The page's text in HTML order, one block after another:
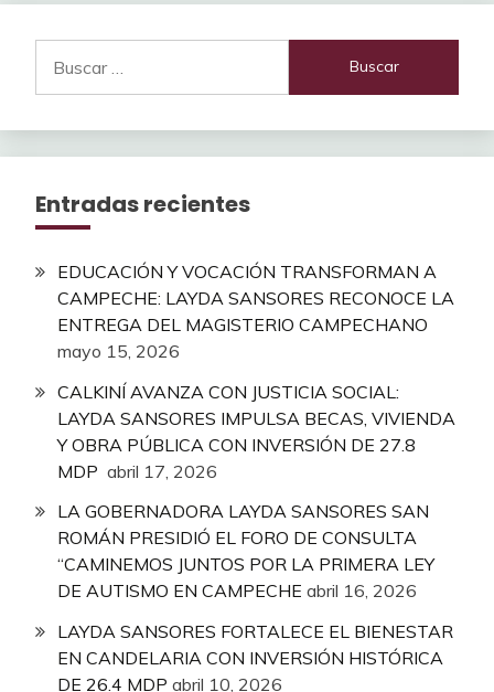
Entradas recientes
EDUCACIÓN Y VOCACIÓN TRANSFORMAN A
CAMPECHE: LAYDA SANSORES RECONOCE LA
ENTREGA DEL MAGISTERIO CAMPECHANO
mayo 15, 2026
CALKINÍ AVANZA CON JUSTICIA SOCIAL:
LAYDA SANSORES IMPULSA BECAS, VIVIENDA
Y OBRA PÚBLICA CON INVERSIÓN DE 27.8
MDP abril 17, 2026
LA GOBERNADORA LAYDA SANSORES SAN
ROMÁN PRESIDIÓ EL FORO DE CONSULTA
“CAMINEMOS JUNTOS POR LA PRIMERA LEY
DE AUTISMO EN CAMPECHE abril 16, 2026
LAYDA SANSORES FORTALECE EL BIENESTAR
EN CANDELARIA CON INVERSIÓN HISTÓRICA
DE 26.4 MDP abril 10, 2026